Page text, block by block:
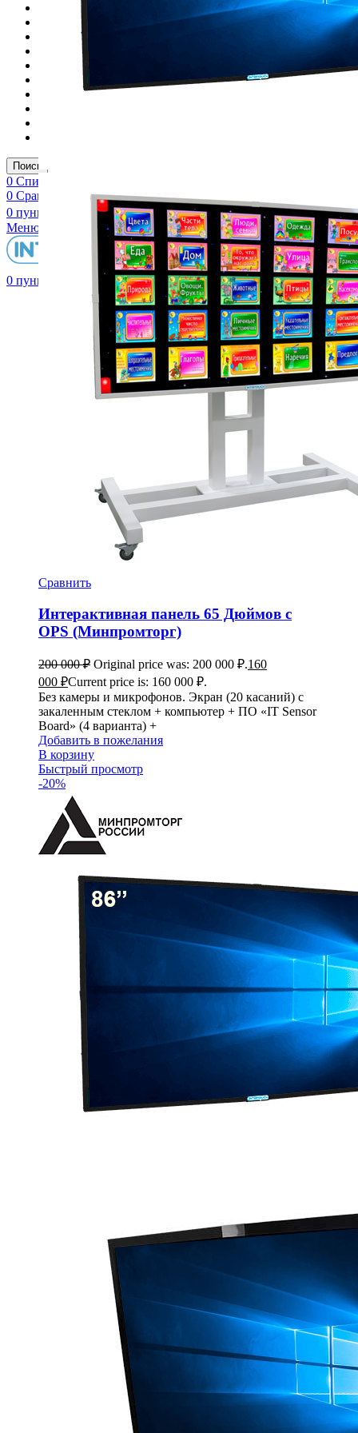
Логопедические панели
Мобильные стойки
Моноблоки
Моноблоки (Минпромторг)
Ожившие рисунки
Проекционная комната
Реестр Минпромторга
Поиск
0 Список желаний
0 Сравнить
0 пункт
Меню
0 пункт
Сравнить
Интерактивная панель 65 Дюймов с
OPS (Минпромторг)
200 000₽ Original price was: 200 000 ₽.160
000 ₽Current price is: 160 000 ₽.
Без камеры и микрофонов. Экран (20 касаний) с
закаленным стеклом + компьютер + ПО «IT Sensor
Board» (4 варианта) +
Добавить в пожелания
В корзину
Быстрый просмотр
-20%